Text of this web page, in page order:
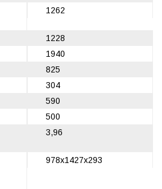
1262
1228
1940
825
304
590
500
3,96
978x1427x293